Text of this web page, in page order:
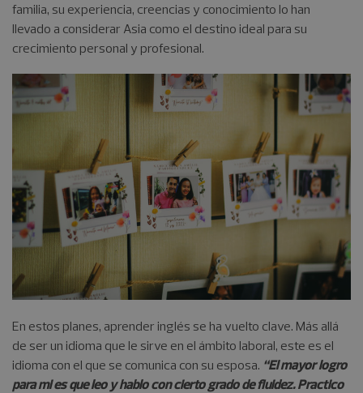
familia, su experiencia, creencias y conocimiento lo han
llevado a considerar Asia como el destino ideal para su
crecimiento personal y profesional.
En estos planes, aprender inglés se ha vuelto clave. Más allá
de ser un idioma que le sirve en el ámbito laboral, este es el
idioma con el que se comunica con su esposa. “El mayor logro
para mi es que leo y hablo con cierto grado de fluidez. Practico